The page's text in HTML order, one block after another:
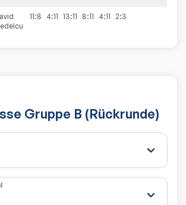
11:8 4:11 13:11 8:11 4:11 2:3
Gruppe B (Rückrunde)